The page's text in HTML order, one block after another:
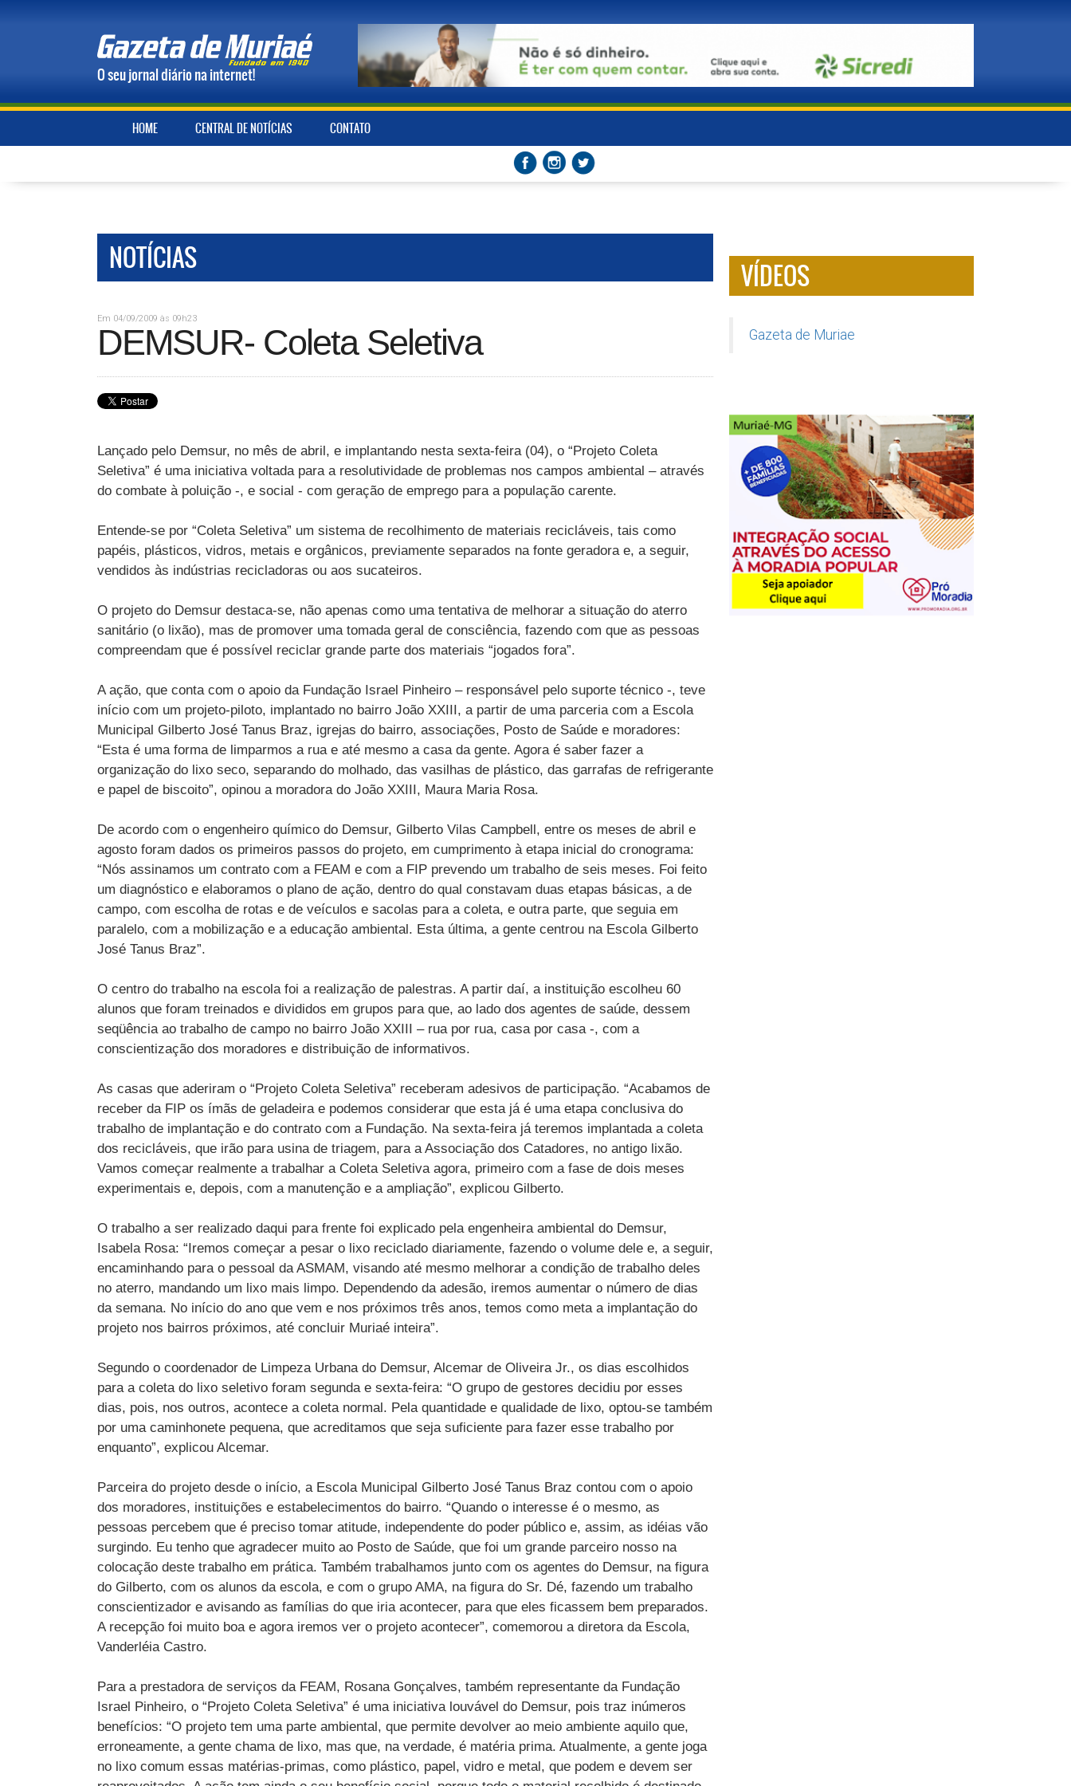
O seu jornal diário na internet!
HOME CENTRAL DE NOTÍCIAS CONTATO
NOTÍCIAS
Em 04/09/2009 às 09h23
DEMSUR- Coleta Seletiva
Lançado pelo Demsur, no mês de abril, e implantando nesta sexta-feira (04), o “Projeto Coleta
Seletiva” é uma iniciativa voltada para a resolutividade de problemas nos campos ambiental – através
do combate à poluição -, e social - com geração de emprego para a população carente.
Entende-se por “Coleta Seletiva” um sistema de recolhimento de materiais recicláveis, tais como
papéis, plásticos, vidros, metais e orgânicos, previamente separados na fonte geradora e, a seguir,
vendidos às indústrias recicladoras ou aos sucateiros.
O projeto do Demsur destaca-se, não apenas como uma tentativa de melhorar a situação do aterro
sanitário (o lixão), mas de promover uma tomada geral de consciência, fazendo com que as pessoas
compreendam que é possível reciclar grande parte dos materiais “jogados fora”.
A ação, que conta com o apoio da Fundação Israel Pinheiro – responsável pelo suporte técnico -, teve
início com um projeto-piloto, implantado no bairro João XXIII, a partir de uma parceria com a Escola
Municipal Gilberto José Tanus Braz, igrejas do bairro, associações, Posto de Saúde e moradores:
“Esta é uma forma de limparmos a rua e até mesmo a casa da gente. Agora é saber fazer a
organização do lixo seco, separando do molhado, das vasilhas de plástico, das garrafas de refrigerante
e papel de biscoito”, opinou a moradora do João XXIII, Maura Maria Rosa.
De acordo com o engenheiro químico do Demsur, Gilberto Vilas Campbell, entre os meses de abril e
agosto foram dados os primeiros passos do projeto, em cumprimento à etapa inicial do cronograma:
“Nós assinamos um contrato com a FEAM e com a FIP prevendo um trabalho de seis meses. Foi feito
um diagnóstico e elaboramos o plano de ação, dentro do qual constavam duas etapas básicas, a de
campo, com escolha de rotas e de veículos e sacolas para a coleta, e outra parte, que seguia em
paralelo, com a mobilização e a educação ambiental. Esta última, a gente centrou na Escola Gilberto
José Tanus Braz”.
O centro do trabalho na escola foi a realização de palestras. A partir daí, a instituição escolheu 60
alunos que foram treinados e divididos em grupos para que, ao lado dos agentes de saúde, dessem
seqüência ao trabalho de campo no bairro João XXIII – rua por rua, casa por casa -, com a
conscientização dos moradores e distribuição de informativos.
As casas que aderiram o “Projeto Coleta Seletiva” receberam adesivos de participação. “Acabamos de
receber da FIP os ímãs de geladeira e podemos considerar que esta já é uma etapa conclusiva do
trabalho de implantação e do contrato com a Fundação. Na sexta-feira já teremos implantada a coleta
dos recicláveis, que irão para usina de triagem, para a Associação dos Catadores, no antigo lixão.
Vamos começar realmente a trabalhar a Coleta Seletiva agora, primeiro com a fase de dois meses
experimentais e, depois, com a manutenção e a ampliação”, explicou Gilberto.
O trabalho a ser realizado daqui para frente foi explicado pela engenheira ambiental do Demsur,
Isabela Rosa: “Iremos começar a pesar o lixo reciclado diariamente, fazendo o volume dele e, a seguir,
encaminhando para o pessoal da ASMAM, visando até mesmo melhorar a condição de trabalho deles
no aterro, mandando um lixo mais limpo. Dependendo da adesão, iremos aumentar o número de dias
da semana. No início do ano que vem e nos próximos três anos, temos como meta a implantação do
projeto nos bairros próximos, até concluir Muriaé inteira”.
Segundo o coordenador de Limpeza Urbana do Demsur, Alcemar de Oliveira Jr., os dias escolhidos
para a coleta do lixo seletivo foram segunda e sexta-feira: “O grupo de gestores decidiu por esses
dias, pois, nos outros, acontece a coleta normal. Pela quantidade e qualidade de lixo, optou-se também
por uma caminhonete pequena, que acreditamos que seja suficiente para fazer esse trabalho por
enquanto”, explicou Alcemar.
Parceira do projeto desde o início, a Escola Municipal Gilberto José Tanus Braz contou com o apoio
dos moradores, instituições e estabelecimentos do bairro. “Quando o interesse é o mesmo, as
pessoas percebem que é preciso tomar atitude, independente do poder público e, assim, as idéias vão
surgindo. Eu tenho que agradecer muito ao Posto de Saúde, que foi um grande parceiro nosso na
colocação deste trabalho em prática. Também trabalhamos junto com os agentes do Demsur, na figura
do Gilberto, com os alunos da escola, e com o grupo AMA, na figura do Sr. Dé, fazendo um trabalho
conscientizador e avisando as famílias do que iria acontecer, para que eles ficassem bem preparados.
A recepção foi muito boa e agora iremos ver o projeto acontecer”, comemorou a diretora da Escola,
Vanderléia Castro.
Para a prestadora de serviços da FEAM, Rosana Gonçalves, também representante da Fundação
Israel Pinheiro, o “Projeto Coleta Seletiva” é uma iniciativa louvável do Demsur, pois traz inúmeros
benefícios: “O projeto tem uma parte ambiental, que permite devolver ao meio ambiente aquilo que,
erroneamente, a gente chama de lixo, mas que, na verdade, é matéria prima. Atualmente, a gente joga
no lixo comum essas matérias-primas, como plástico, papel, vidro e metal, que podem e devem ser
VÍDEOS
Gazeta de Muriae